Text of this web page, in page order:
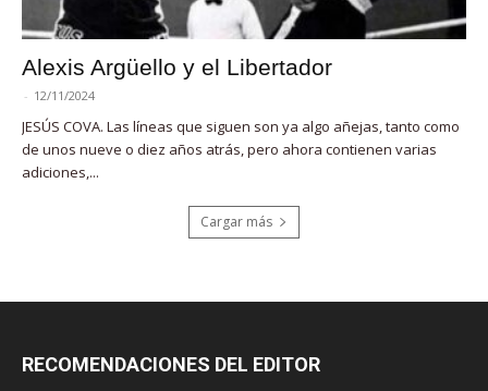
Alexis Argüello y el Libertador
- 12/11/2024
JESÚS COVA. Las líneas que siguen son ya algo añejas, tanto como
de unos nueve o diez años atrás, pero ahora contienen varias
adiciones,...
Cargar más
RECOMENDACIONES DEL EDITOR